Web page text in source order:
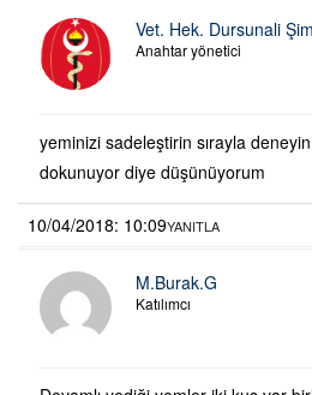
Vet. Hek. Dursunali
Anahtar yönetici
yeminizi sadeleştirin sırayla
dokunuyor diye düşünüyorum
10/04/2018: 10:09YANITLA
M.Burak.G
Katılımcı